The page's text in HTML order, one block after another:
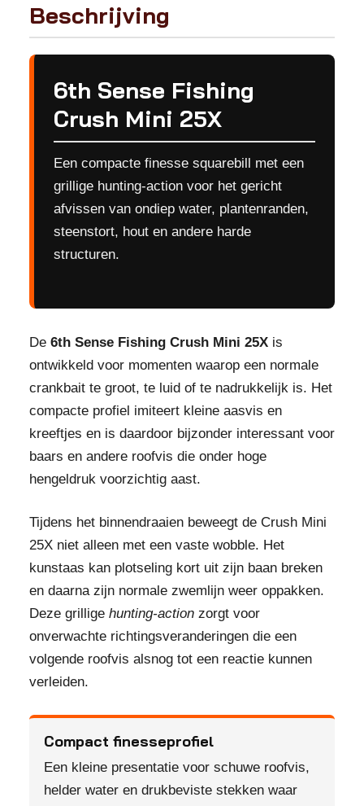
Beschrijving
6th Sense Fishing
Crush Mini 25X
Een compacte finesse squarebill met een
grillige hunting-action voor het gericht
afvissen van ondiep water, plantenranden,
steenstort, hout en andere harde
structuren.
De 6th Sense Fishing Crush Mini 25X is
ontwikkeld voor momenten waarop een normale
crankbait te groot, te luid of te nadrukkelijk is. Het
compacte profiel imiteert kleine aasvis en
kreeftjes en is daardoor bijzonder interessant voor
baars en andere roofvis die onder hoge
hengeldruk voorzichtig aast.
Tijdens het binnendraaien beweegt de Crush Mini
25X niet alleen met een vaste wobble. Het
kunstaas kan plotseling kort uit zijn baan breken
en daarna zijn normale zwemlijn weer oppakken.
Deze grillige hunting-action zorgt voor
onverwachte richtingsveranderingen die een
volgende roofvis alsnog tot een reactie kunnen
verleiden.
Compact finesseprofiel
Een kleine presentatie voor schuwe roofvis,
helder water en drukbeviste stekken waar